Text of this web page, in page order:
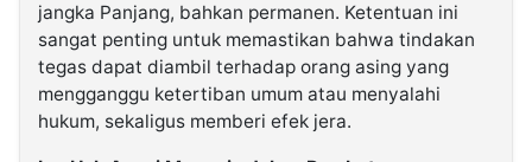
jangka Panjang, bahkan permanen. Ketentuan ini
sangat penting untuk memastikan bahwa tindakan
tegas dapat diambil terhadap orang asing yang
mengganggu ketertiban umum atau menyalahi
hukum, sekaligus memberi efek jera.